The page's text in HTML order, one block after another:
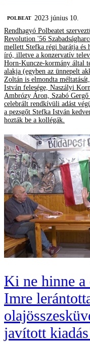
‎POLBEAT
2023 június 10.
Rendhagyó Polbeatet
Revolution '56
mellett Stefka régi barátja és
író, illetve a konzervatív
Horn-Kuncze-kormány által
alakja (egyben az ünnepelt
Zoltán is elmondta
István felesége, Naszályi
Ambrózy Áron, Szabó
celebrált rendkívüli adást
a pezsgőt Stefka István
hozták be a kollégák.
Ki ne hinne a
Imre
javított